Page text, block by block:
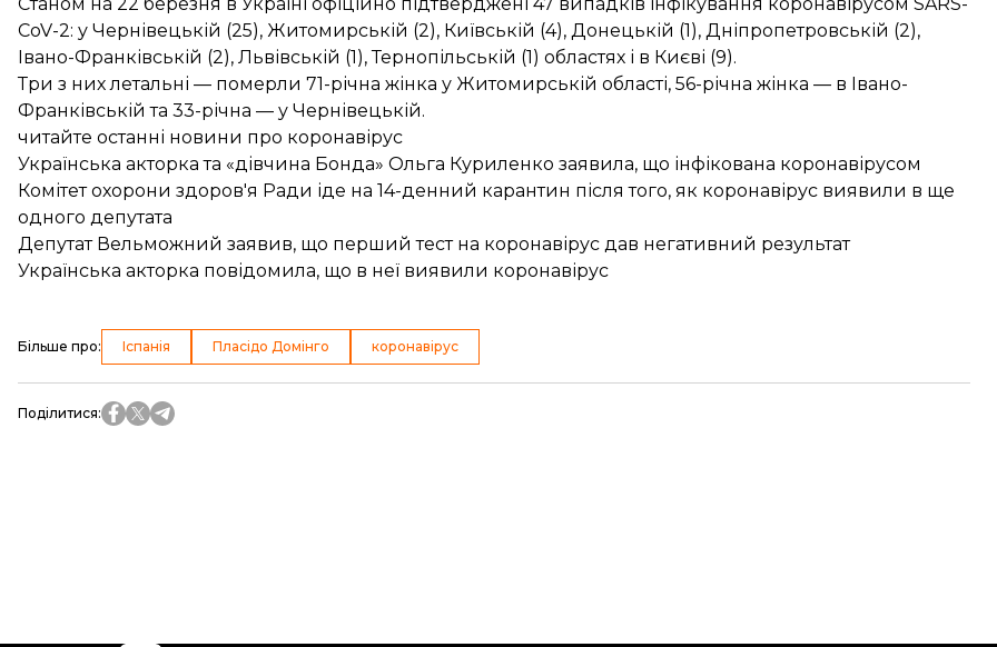
CoV-2: у Чернівецькій (25), Житомирській (2), Київській (4), Донецькій (1), Дніпропетровській (2),
Івано-Франківській (2), Львівській (1), Тернопільській (1) областях і в Києві (9).
Три з них летальні — померли 71-річна жінка у Житомирській області, 56-річна жінка — в Івано-
Франківській та 33-річна — у Чернівецькій.
читайте останні новини про коронавірус
Українська акторка та «дівчина Бонда» Ольга Куриленко заявила, що інфікована коронавірусом
Комітет охорони здоров'я Ради іде на 14-денний карантин після того, як коронавірус виявили в ще
одного депутата
Депутат Вельможний заявив, що перший тест на коронавірус дав негативний результат
Українська акторка повідомила, що в неї виявили коронавірус
Більше про: Іспанія Пласідо Домінго коронавірус
Поділитися: